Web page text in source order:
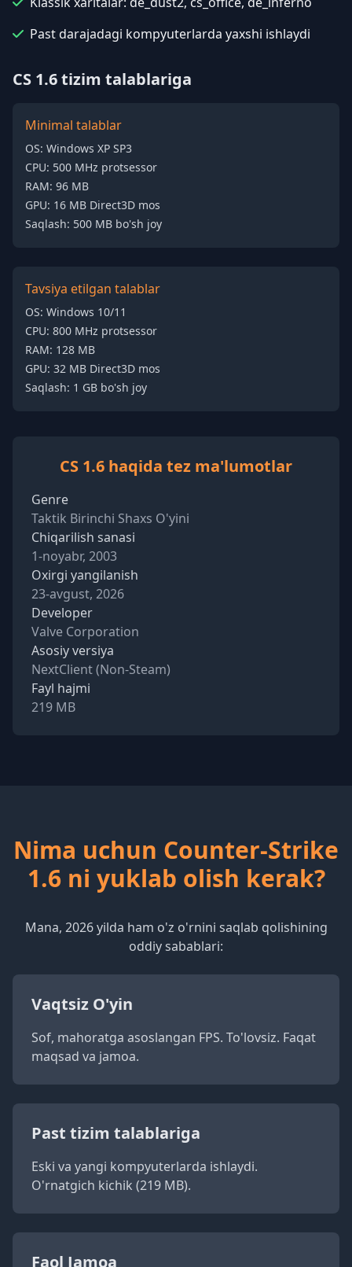
Past darajadagi kompyuterlarda yaxshi ishlaydi
CS 1.6 tizim talablariga
Minimal talablar
OS: Windows XP SP3
CPU: 500 MHz protsessor
RAM: 96 MB
GPU: 16 MB Direct3D mos
Saqlash: 500 MB bo'sh joy
Tavsiya etilgan talablar
OS: Windows 10/11
CPU: 800 MHz protsessor
RAM: 128 MB
GPU: 32 MB Direct3D mos
Saqlash: 1 GB bo'sh joy
CS 1.6 haqida tez ma'lumotlar
Genre
Taktik Birinchi Shaxs O'yini
Chiqarilish sanasi
1-noyabr, 2003
Oxirgi yangilanish
23-avgust, 2026
Developer
Valve Corporation
Asosiy versiya
NextClient (Non-Steam)
Fayl hajmi
219 MB
Nima uchun Counter-Strike
1.6 ni yuklab olish kerak?
Mana, 2026 yilda ham o'z o'rnini saqlab qolishining
oddiy sabablari:
Vaqtsiz O'yin
Sof, mahoratga asoslangan FPS. To'lovsiz. Faqat
maqsad va jamoa.
Past tizim talablariga
Eski va yangi kompyuterlarda ishlaydi.
O'rnatgich kichik (219 MB).
Faol Jamoa